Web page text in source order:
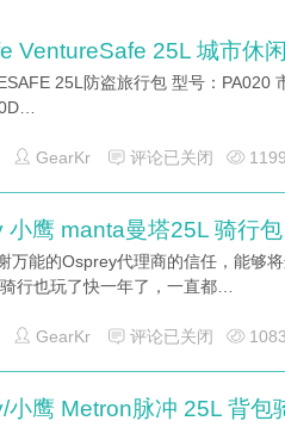
VentureSafe 25L 城市休
25L防盗旅行包 型号：PA020
GearKr 评论已关闭
小鹰 manta曼塔25L 骑行
万能的Osprey代理商的信任，能够
行也玩了快一年了，一直都…
GearKr 评论已关闭
小鹰 Metron脉冲 25L 背包